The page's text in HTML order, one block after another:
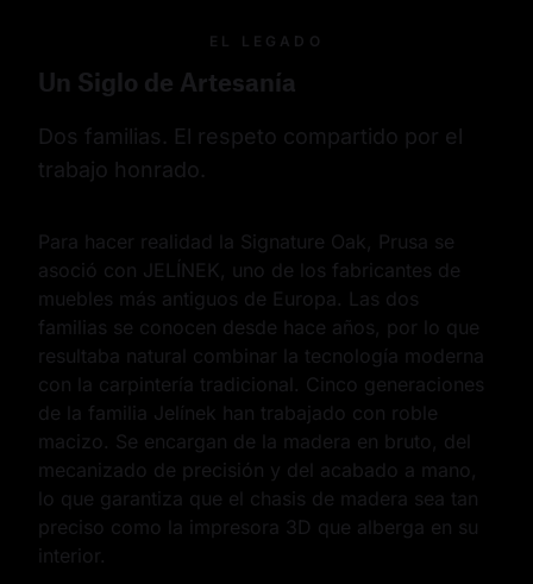
EL LEGADO
Un Siglo de Artesanía
Dos familias. El respeto compartido por el
trabajo honrado.
Para hacer realidad la Signature Oak, Prusa se
asoció con JELÍNEK, uno de los fabricantes de
muebles más antiguos de Europa. Las dos
familias se conocen desde hace años, por lo que
resultaba natural combinar la tecnología moderna
con la carpintería tradicional. Cinco generaciones
de la familia Jelínek han trabajado con roble
macizo. Se encargan de la madera en bruto, del
mecanizado de precisión y del acabado a mano,
lo que garantiza que el chasis de madera sea tan
preciso como la impresora 3D que alberga en su
interior.